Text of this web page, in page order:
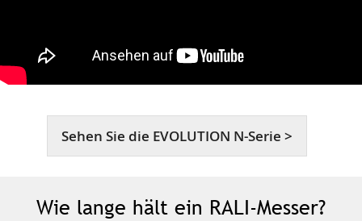
Sehen Sie die EVOLUTION N-Serie >
Wie lange hält ein RALI-Messer?